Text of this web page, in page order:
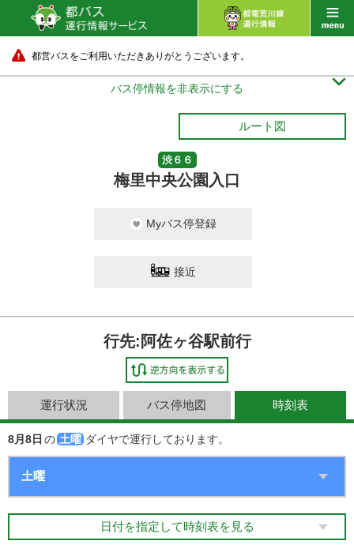
都営バスをご利用いただきありがとうございます。
バス停情報を非表示にする 
ルート図
渋６６
梅里中央公園入口
Myバス停登録
接近
行先:阿佐ヶ谷駅前行
運行状況 バス停地図 時刻表
8月8日 の 土曜 ダイヤで運行しております。
日付を指定して時刻表を見る